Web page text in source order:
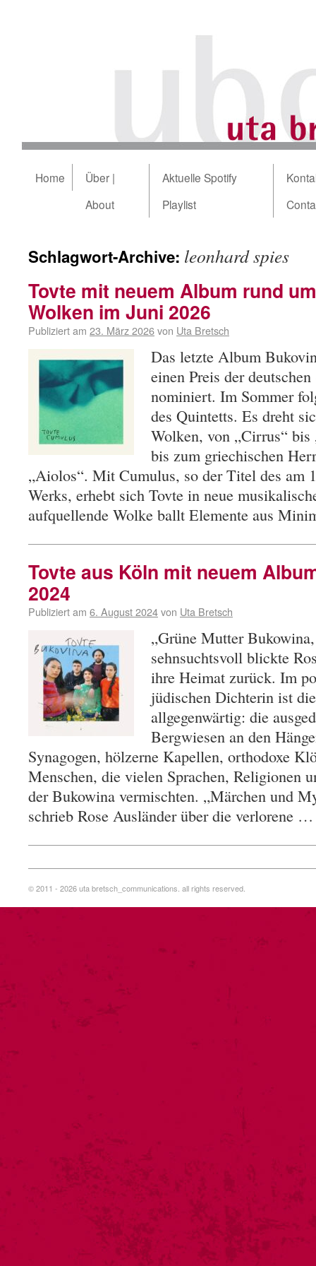
Home
Über |
About
Aktuelle Spotify
Playlist
Schlagwort-Archive: leonhard spies
Tovte mit neuem Album rund
Wolken im Juni 2026
Publiziert am 23. März 2026von Uta Bretsch
Das letzte Album
einen Preis der
nominiert. Im Sommer
des Quintetts. Es dreht
Wolken, von „Cirrus“
bis zum griechischen
„Aiolos“. Mit Cumulus, so der Titel des am
Werks, erhebt sich Tovte in neue
aufquellende Wolke ballt Elemente aus
Tovte aus Köln mit neuem
2024
Publiziert am 6. August 2024von Uta Bretsch
„Grüne Mutter
sehnsuchtsvoll blickte
ihre Heimat zurück. Im
jüdischen Dichterin ist
allgegenwärtig: die
Bergwiesen an den
Synagogen, hölzerne Kapellen, orthodoxe
Menschen, die vielen Sprachen, Religionen
der Bukowina vermischten. „Märchen und
schrieb Rose Ausländer über die verlorene
© 2011 - 2026 uta bretsch_communications. all rights reserved.